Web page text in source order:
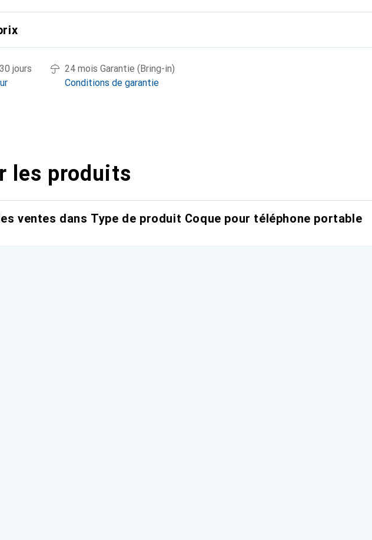
jours
24 mois Garantie (Bring-in)
Conditions de garantie
les produits
ventes dans Type de produit Coque pour téléphone portable